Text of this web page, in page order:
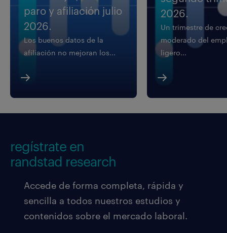
paro y afiliación julio
2026.
Los buenos datos de la
afiliación no mejoran los...
2026.
Un trimestre de
moderado del
ligero...
regístrate en
randstad research
Accede de forma completa, rápida y
sencilla a todos nuestros estudios y
contenidos sobre el mercado laboral.